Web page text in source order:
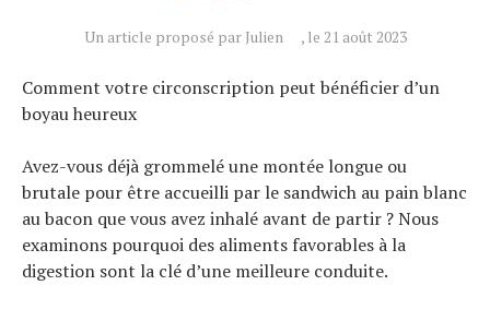
Un article proposé par Julien , le 21 août 2023
Comment votre circonscription peut bénéficier d’un
boyau heureux
Avez-vous déjà grommelé une montée longue ou
brutale pour être accueilli par le sandwich au pain blanc
au bacon que vous avez inhalé avant de partir ? Nous
examinons pourquoi des aliments favorables à la
digestion sont la clé d’une meilleure conduite.